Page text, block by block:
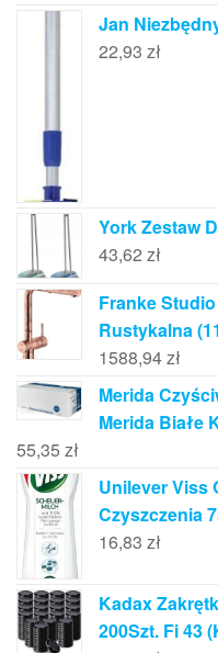
Jan
22,93 zł
York Zestaw
43,62 zł
Franke
Rustykalna
1588,94zł
Merida
Merida Białe
55,35 zł
Unilever Viss
Czyszczenia
16,83 zł
Kadax
200Szt. Fi 43